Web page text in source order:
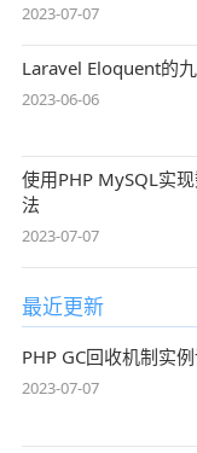
2023-07-07
Laravel Eloquent的
2023-06-06
使用PHP MySQL实
法
2023-07-07
最近更新
PHP GC回收机制实
2023-07-07